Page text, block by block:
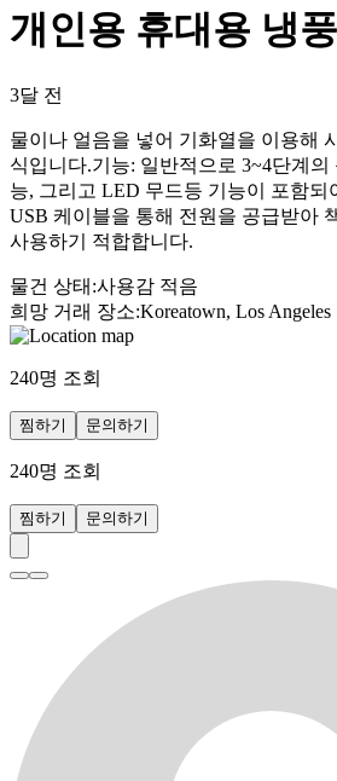
개인용 휴대용 냉
3달 전
물이나 얼음을 넣어 기화열을 이용해
식입니다.기능: 일반적으로 3~4단계의
능, 그리고 LED 무드등 기능이 포함되
USB 케이블을 통해 전원을 공급받아
사용하기 적합합니다.
물건 상태 :사용감 적음
희망 거래 장소:Koreatown, Los Angeles
240명 조회
찜하기 문의하기
240명 조회
찜하기 문의하기